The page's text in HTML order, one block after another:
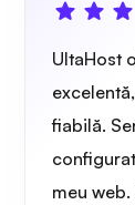
UltaHost
fiabilă.
meu